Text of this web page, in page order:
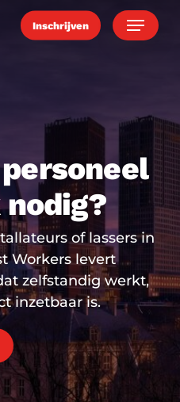
Inschrijven Menu
of lassers in
Workers levert
zelfstandig werkt,
inzetbaar is.